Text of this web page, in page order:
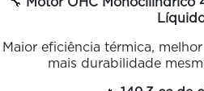
Maior eficiência térmica,
mais durabilidade